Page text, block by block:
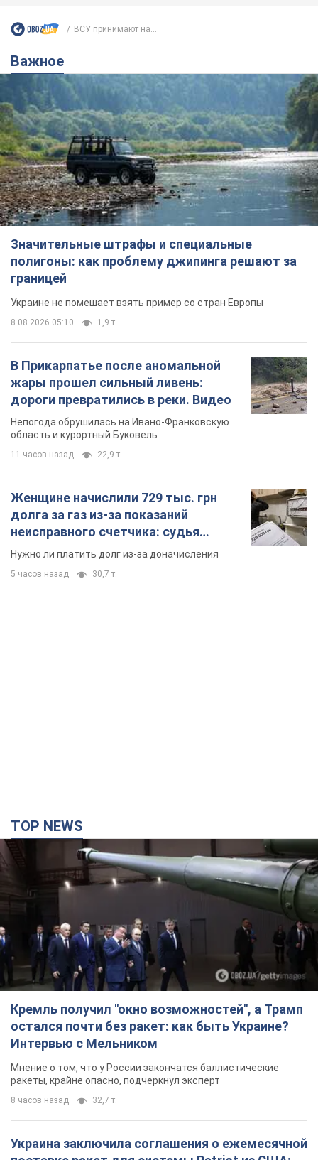
ВСУ принимают на...
Важное
Значительные штрафы и специальные
полигоны: как проблему джипинга решают за
границей
Украине не помешает взять пример со стран Европы
8.08.2026 05:10 1,9 т.
В Прикарпатье после аномальной
жары прошел сильный ливень:
дороги превратились в реки. Видео
Непогода обрушилась на Ивано-Франковскую
область и курортный Буковель
11 часов назад 22,9 т.
Женщине начислили 729 тыс. грн
долга за газ из-за показаний
неисправного счетчика: судья
вынес неожиданное решение
Нужно ли платить долг из-за доначисления
5 часов назад 30,7 т.
TOP NEWS
Кремль получил "окно возможностей", а Трамп
остался почти без ракет: как быть Украине?
Интервью с Мельником
Мнение о том, что у России закончатся баллистические
ракеты, крайне опасно, подчеркнул эксперт
8 часов назад 32,7 т.
Украина заключила соглашения о ежемесячной